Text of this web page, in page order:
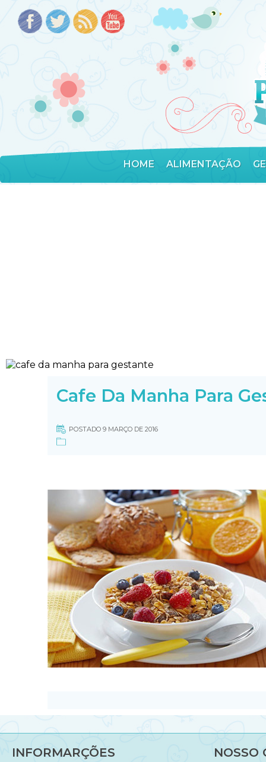
HOME ALIMENTAÇÃO
Cafe Da Manha Para
POSTADO 9 MARÇO DE 2016
INFORMARÇÕES NOSSO